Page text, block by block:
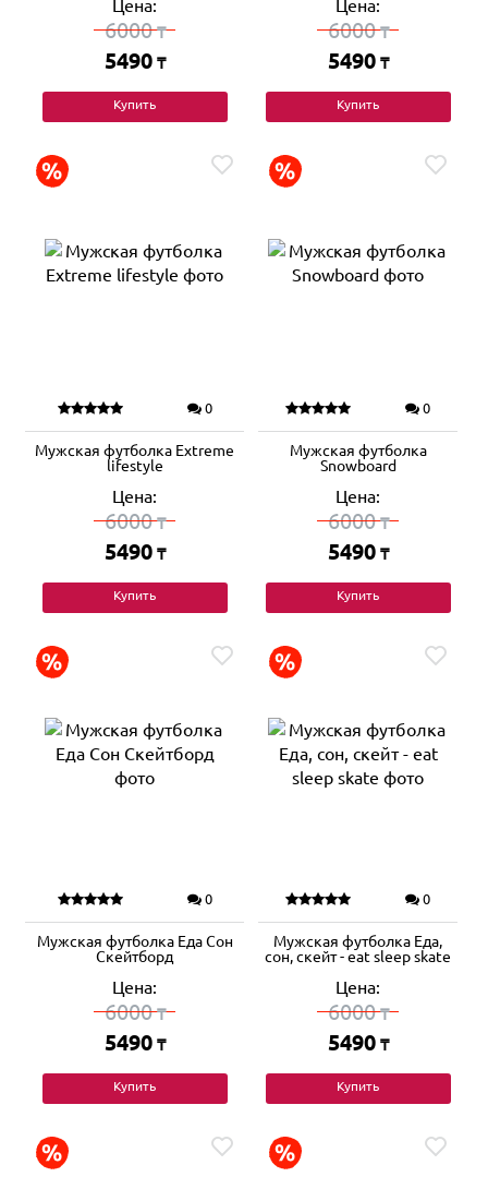
Цена:
6000₸
5490 ₸
Купить
Цена:
6000₸
5490 ₸
Купить
0
Мужская футболка Extreme
lifestyle
Цена:
6000₸
5490 ₸
Купить
0
Мужская футболка
Snowboard
Цена:
6000₸
5490 ₸
Купить
0
Мужская футболка Еда Сон
Скейтборд
Цена:
6000₸
5490 ₸
Купить
0
Мужская футболка Еда,
сон, скейт - eat sleep skate
Цена:
6000₸
5490 ₸
Купить